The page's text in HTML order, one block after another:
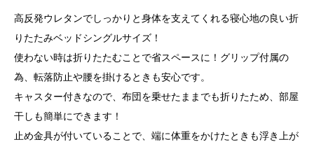
高反発ウレタンでしっかりと身体を支えてくれる寝心地の良い折
りたたみベッドシングルサイズ！
使わない時は折りたたむことで省スペースに！グリップ付属の
為、転落防止や腰を掛けるときも安心です。
キャスター付きなので、布団を乗せたままでも折りたため、部屋
干しも簡単にできます！
止め金具が付いていることで、端に体重をかけたときも浮き上が